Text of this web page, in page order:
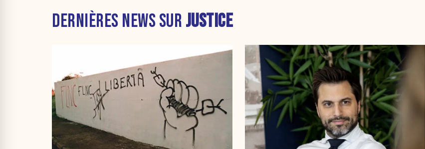
DERNIÈRES NEWS SUR JUSTICE